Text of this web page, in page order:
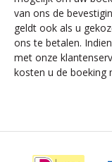
van ons de
geldt ook als u
ons te betalen.
met onze
kosten u de boeking